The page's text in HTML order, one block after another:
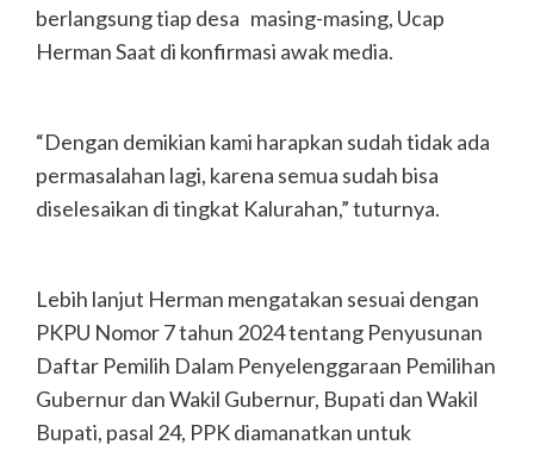
berlangsung tiap desa masing-masing, Ucap
Herman Saat di konfirmasi awak media.
“Dengan demikian kami harapkan sudah tidak ada
permasalahan lagi, karena semua sudah bisa
diselesaikan di tingkat Kalurahan,” tuturnya.
Lebih lanjut Herman mengatakan sesuai dengan
PKPU Nomor 7 tahun 2024 tentang Penyusunan
Daftar Pemilih Dalam Penyelenggaraan Pemilihan
Gubernur dan Wakil Gubernur, Bupati dan Wakil
Bupati, pasal 24, PPK diamanatkan untuk